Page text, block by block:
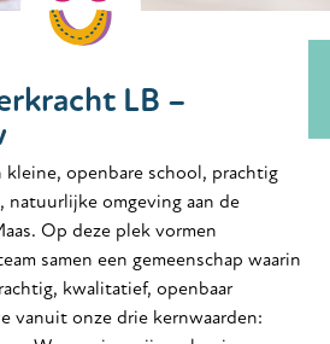
LB –
kleine, openbare school, prachtig
natuurlijke omgeving aan de
Op deze plek vormen
samen een gemeenschap waarin
kwalitatief, openbaar
vanuit onze drie kernwaarden: